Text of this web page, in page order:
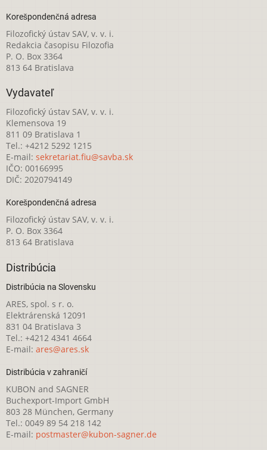
Korešpondenčná adresa
Filozofický ústav SAV, v. v. i.
Redakcia časopisu Filozofia
P. O. Box 3364
813 64 Bratislava
Vydavateľ
Filozofický ústav SAV, v. v. i.
Klemensova 19
811 09 Bratislava 1
Tel.: +4212 5292 1215
E-mail: sekretariat.fiu@savba.sk
IČO: 00166995
DIČ: 2020794149
Korešpondenčná adresa
Filozofický ústav SAV, v. v. i.
P. O. Box 3364
813 64 Bratislava
Distribúcia
Distribúcia na Slovensku
ARES, spol. s r. o.
Elektrárenská 12091
831 04 Bratislava 3
Tel.: +4212 4341 4664
E-mail: ares@ares.sk
Distribúcia v zahraničí
KUBON and SAGNER
Buchexport-Import GmbH
803 28 München, Germany
Tel.: 0049 89 54 218 142
E-mail: postmaster@kubon-sagner.de